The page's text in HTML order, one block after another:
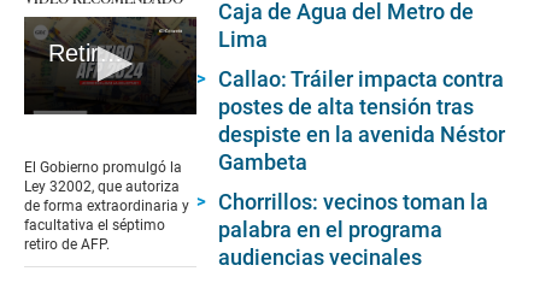
Retiro AFP 2024: link oficial y guía completa para realizar la solicitud
of
2
minutes,
39
seconds
El Gobierno promulgó la
Ley 32002, que autoriza
de forma extraordinaria y
facultativa el séptimo
retiro de AFP.
Caja de Agua del Metro de
Lima
Callao: Tráiler impacta contra
postes de alta tensión tras
despiste en la avenida Néstor
Gambeta
Chorrillos: vecinos toman la
palabra en el programa
audiencias vecinales